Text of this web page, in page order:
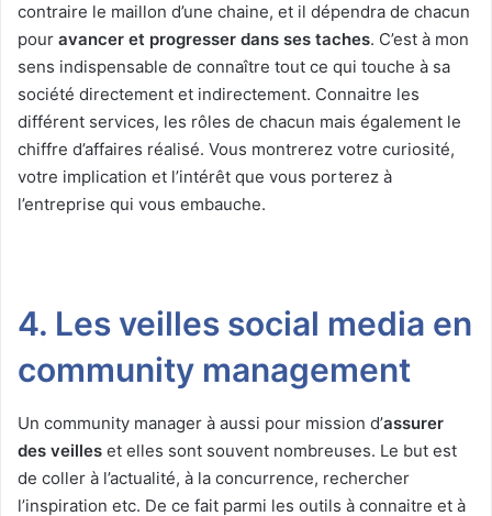
contraire le maillon d’une chaine, et il dépendra de chacun
pour avancer et progresser dans ses taches. C’est à mon
sens indispensable de connaître tout ce qui touche à sa
société directement et indirectement. Connaitre les
différent services, les rôles de chacun mais également le
chiffre d’affaires réalisé. Vous montrerez votre curiosité,
votre implication et l’intérêt que vous porterez à
l’entreprise qui vous embauche.
4. Les veilles social media en
community management
Un community manager à aussi pour mission d’assurer
des veilles et elles sont souvent nombreuses. Le but est
de coller à l’actualité, à la concurrence, rechercher
l’inspiration etc. De ce fait parmi les outils à connaitre et à